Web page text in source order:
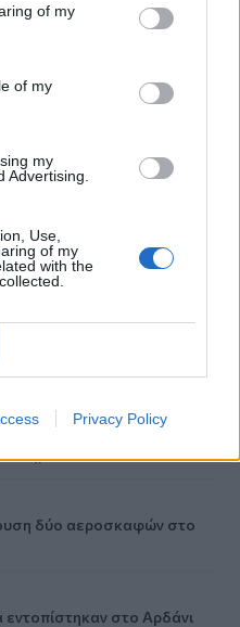
of my
of my
my
Advertising.
Use,
of my
with the
Privacy Policy
Τι εξετάζουν οι αρχές
των Βασιλειών –
υδροδότησης
σημειώθηκε στο
και προσοχή στις
δύο αεροσκαφών στο
στο Αρδάνι